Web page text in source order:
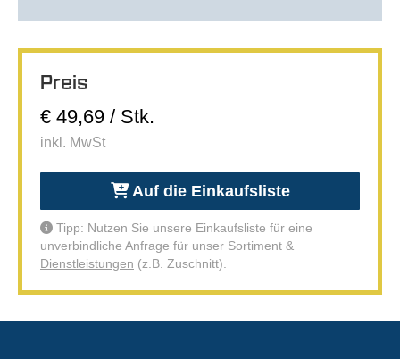
Preis
€ 49,69 / Stk.
inkl. MwSt
Auf die Einkaufsliste
Tipp: Nutzen Sie unsere Einkaufsliste für eine
unverbindliche Anfrage für unser Sortiment &
Dienstleistungen (z.B. Zuschnitt).